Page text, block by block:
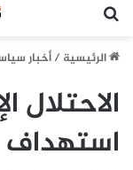
الرئيسية/أخبار
الاحتلال
استهداف